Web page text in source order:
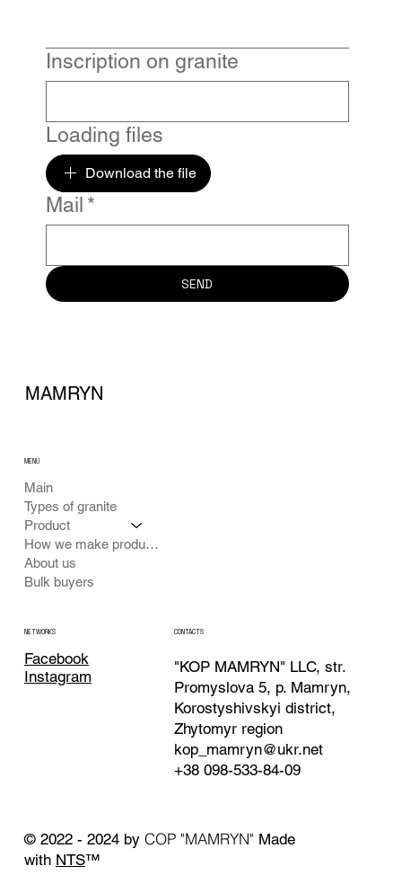
Inscription on granite
Loading files
Download the file
Mail *
SEND
MAMRYN
Main
Types of granite
Product
How we make products
About us
Bulk buyers
MENU
NETWORKS
Facebook
Instagram
CONTACTS
"KOP MAMRYN" LLC, str.
Promyslova 5, p. Mamryn,
Korostyshivskyi district,
Zhytomyr region
kop_mamryn@ukr.net
+38 098-533-84-09
© 2022 - 2024 by COP "MAMRYN" Made
with NTS™